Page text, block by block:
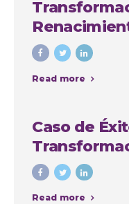
Yadiris
Read more
Caso de
Cristina
Colombia
Read more